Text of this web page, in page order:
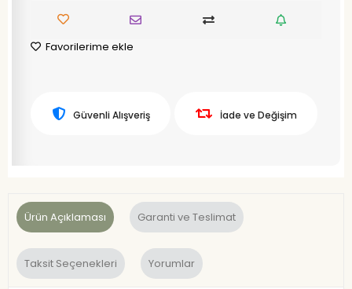
Favorilerime ekle
Güvenli Alışveriş İade ve Değişim
Ürün Açıklaması Garanti ve Teslimat
Taksit Seçenekleri Yorumlar